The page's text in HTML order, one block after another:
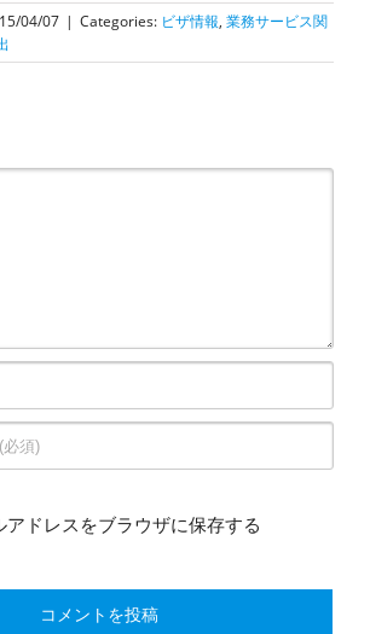
04/07 | Categories: ビザ情報, 業務サービス関
アドレスをブラウザに保存する